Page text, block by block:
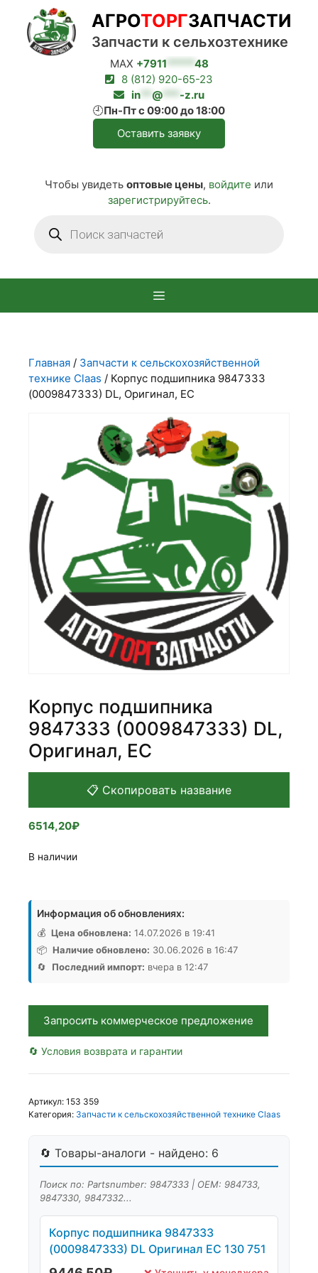
Перейти
содержимому
MAX +7911 ***** 48
8 (812) 920-65-23
in
@ *** -z.ru
🕘Пн-Пт с 09:00 до 18:00
Оставить заявку
Чтобы увидеть оптовые цены, войдите или
зарегистрируйтесь.
товаров
АГРОТОРГЗАПЧАСТИ
Запчасти к сельхозтехнике
Главная / Запчасти к сельскохозяйственной
технике Claas / Корпус подшипника 9847333
(0009847333) DL, Оригинал, ЕС
Корпус подшипника
9847333 (0009847333) DL,
Оригинал, ЕС
📋 Скопировать название
6514,20₽
В наличии
товара
Корпус
подшипника
9847333
(0009847333)
DL,
Информация об обновлениях:
💰 Цена обновлена: 14.07.2026 в 19:41
📦 Наличие обновлено: 30.06.2026 в 16:47
🔄
Последний импорт: вчера в 12:47
Запросить коммерческое предложение
🔄 Условия возврата и гарантии
Артикул: 153 359
Категория: Запчасти к сельскохозяйственной технике Claas
🔄 Товары-аналоги - найдено: 6
Поиск по: Partsnumber: 9847333 | OEM: 984733,
9847330, 9847332...
Корпус подшипника 9847333
(0009847333) DL Оригинал ЕС 130 751